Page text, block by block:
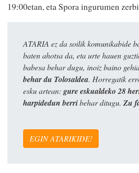
19:00etan, eta Spora ingurumen
ATARIA ez da soilik komunikabide
baten ahotsa da, eta urte hauen
babesa behar dugu, inoiz baino
behar du Tolosaldea. Horregatik
esku artean: gure eskualdeko 28
harpidedun berribehar ditugu. Zu
EGIN ATARIKIDE!